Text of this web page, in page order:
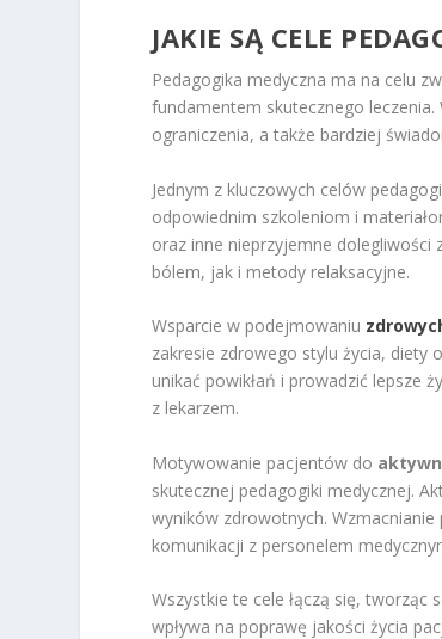
JAKIE SĄ CELE
Pedagogika medyczna ma na celu
fundamentem skutecznego
ograniczenia, a także bardziej
Jednym z kluczowych celów
odpowiednim szkoleniom i
oraz inne nieprzyjemne
bólem, jak i metody relaksacyjne.
Wsparcie w podejmowaniu
zakresie zdrowego stylu życia, diety
unikać powikłań i prowadzić lepsze
z lekarzem.
Motywowanie pacjentów do
skutecznej pedagogiki medycznej.
wyników zdrowotnych.
komunikacji z personelem
Wszystkie te cele łączą się, tworząc
wpływa na poprawę jakości życia